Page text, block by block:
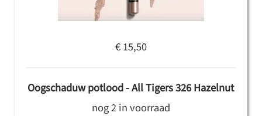
€ 15,50
Oogschaduw potlood - All Tigers 326 Hazelnut
nog 2 in voorraad